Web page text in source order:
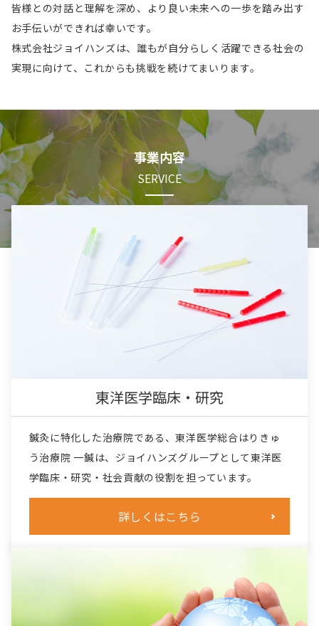
皆様との対話と理解を深め、より良い未来への一歩を踏み出す
お手伝いができれば幸いです。
株式会社ジョイハンズは、誰もが自分らしく活躍できる社会の
実現に向けて、これからも挑戦を続けてまいります。
事業内容
SERVICE
東洋医学臨床・研究
鍼灸に特化した治療院である、東洋医学総合はりきゅ
う治療院 一鍼は、ジョイハンズグループとして東洋医
学臨床・研究・社会貢献の役割を担っています。
詳しくはこちら